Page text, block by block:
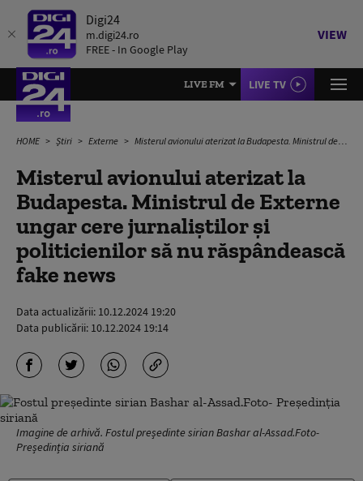
Digi24
m.digi24.ro
FREE - In Google Play
VIEW
LIVE FM LIVE TV
HOME Știri Externe Misterul avionului aterizat la Budapesta. Ministrul de Externe ungar cere jurnaliștilor și politicienilor să nu răspândească fake news
Misterul avionului aterizat la
Budapesta. Ministrul de Externe
ungar cere jurnaliștilor și
politicienilor să nu răspândească
fake news
Data actualizării: 10.12.2024 19:20
Data publicării: 10.12.2024 19:14
Imagine de arhivă. Fostul președinte sirian Bashar al-Assad.Foto-
Președinția siriană